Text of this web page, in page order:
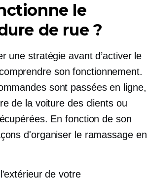
le
de rue ?
une stratégie avant d’activer le
son fonctionnement.
sont passées en ligne,
de la voiture des clients ou
En fonction de son
d'organiser le ramassage en
de votre